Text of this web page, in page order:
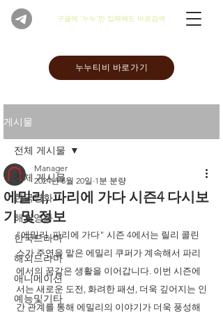
​구글에 '누누'만 입력해도 바로검색
누누티비 바로가기
게시물
전체 게시물
한국영화
해외영화
한국드라마
해외드라마
애니메이션
예능및기타
전체 게시물
에밀리, 파리에 가다 시즌4 다시보
기 및 정보
Manager
2024년 8월 20일 1분 분량
"에밀리, 파리에 가다" 시즌 4에서는 릴리 콜린
스가 주연을 맡은 에밀리 쿠퍼가 계속해서 파리
에서의 꿈같은 생활을 이어갑니다. 이번 시즌에
서는 새로운 도전, 화려한 패션, 더욱 깊어지는 인
간 관계를 통해 에밀리의 이야기가 더욱 풍성해